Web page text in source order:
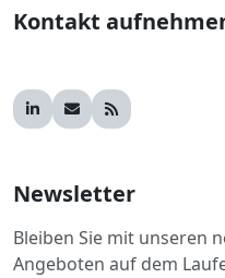
Kontakt
Newsletter
Bleiben Sie mit unseren
Angeboten auf dem